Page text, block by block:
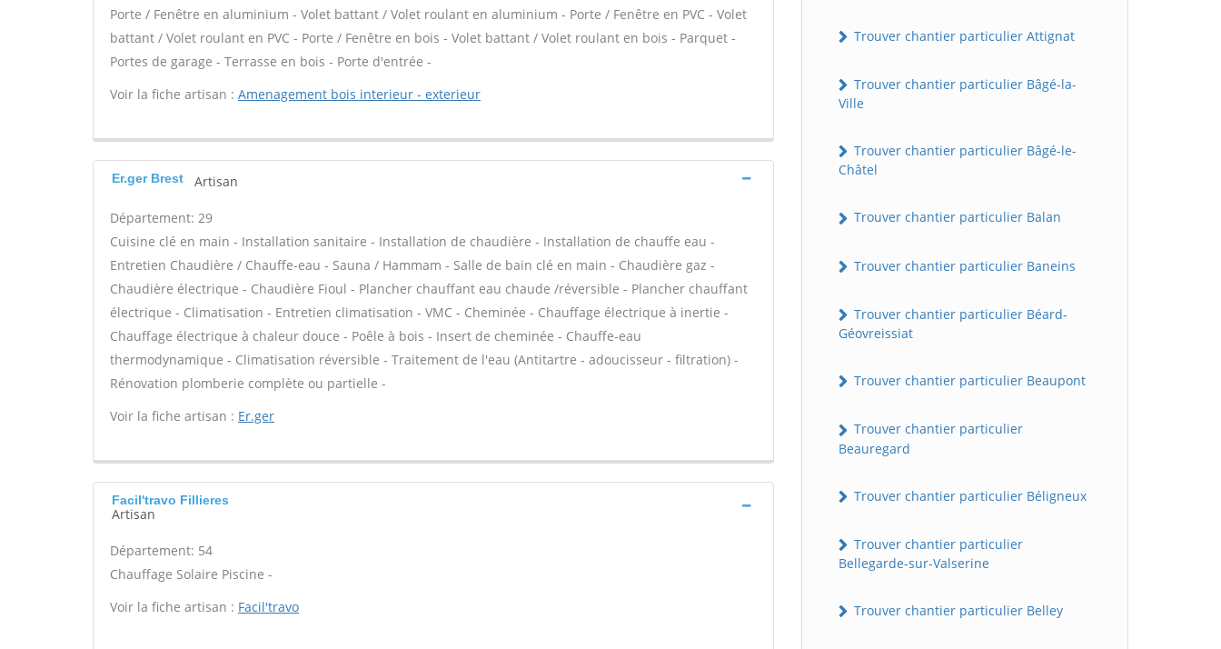
Porte / Fenêtre en aluminium - Volet battant / Volet roulant en aluminium - Porte / Fenêtre en PVC - Volet
battant / Volet roulant en PVC - Porte / Fenêtre en bois - Volet battant / Volet roulant en bois - Parquet -
Portes de garage - Terrasse en bois - Porte d'entrée -
Voir la fiche artisan : Amenagement bois interieur - exterieur
Er.ger Brest Artisan
Département: 29
Cuisine clé en main - Installation sanitaire - Installation de chaudière - Installation de chauffe eau -
Entretien Chaudière / Chauffe-eau - Sauna / Hammam - Salle de bain clé en main - Chaudière gaz -
Chaudière électrique - Chaudière Fioul - Plancher chauffant eau chaude /réversible - Plancher chauffant
électrique - Climatisation - Entretien climatisation - VMC - Cheminée - Chauffage électrique à inertie -
Chauffage électrique à chaleur douce - Poêle à bois - Insert de cheminée - Chauffe-eau
thermodynamique - Climatisation réversible - Traitement de l'eau (Antitartre - adoucisseur - filtration) -
Rénovation plomberie complète ou partielle -
Voir la fiche artisan : Er.ger
Facil'travo Fillieres
Artisan
Département: 54
Chauffage Solaire Piscine -
Voir la fiche artisan : Facil'travo
Trouver chantier particulier Attignat
Trouver chantier particulier Bâgé-la-
Ville
Trouver chantier particulier Bâgé-le-
Châtel
Trouver chantier particulier Balan
Trouver chantier particulier Baneins
Trouver chantier particulier Béard-
Géovreissiat
Trouver chantier particulier Beaupont
Trouver chantier particulier
Beauregard
Trouver chantier particulier Béligneux
Trouver chantier particulier
Bellegarde-sur-Valserine
Trouver chantier particulier Belley